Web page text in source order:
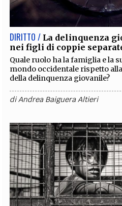
DIRITTO / La delinquenza
nei figli di coppie
Quale ruolo ha la famiglia e la
mondo occidentale rispetto
della delinquenza giovanile?
diAndrea Baiguera Altieri